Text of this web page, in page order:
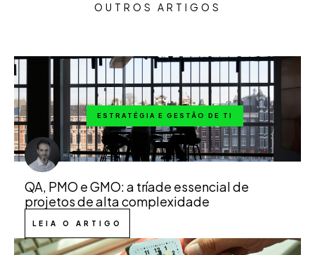
OUTROS ARTIGOS
ESTRATÉGIA E GESTÃO DE TI
QA, PMO e GMO: a tríade essencial de
projetos de alta complexidade
LEIA O ARTIGO